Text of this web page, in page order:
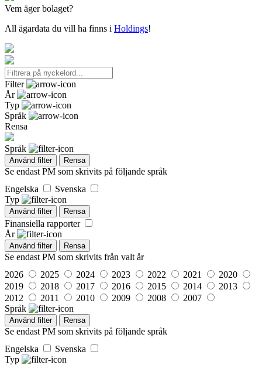
Vem äger bolaget?
All ägardata du vill ha finns i Holdings!
Filter
År
Typ
Språk
Rensa
Språk
Använd filter Rensa
Se endast PM som skrivits på följande språk
Engelska
Svenska
Typ
Använd filter Rensa
Finansiella rapporter
År
Använd filter Rensa
Se endast PM som skrivits från valt år
2026
2025 2024 2023 2022 2021
2020
2019
2018 2017 2016 2015 2014
2013
2012
2011 2010 2009 2008
2007
Språk
Använd filter Rensa
Se endast PM som skrivits på följande språk
Engelska
Svenska
Typ